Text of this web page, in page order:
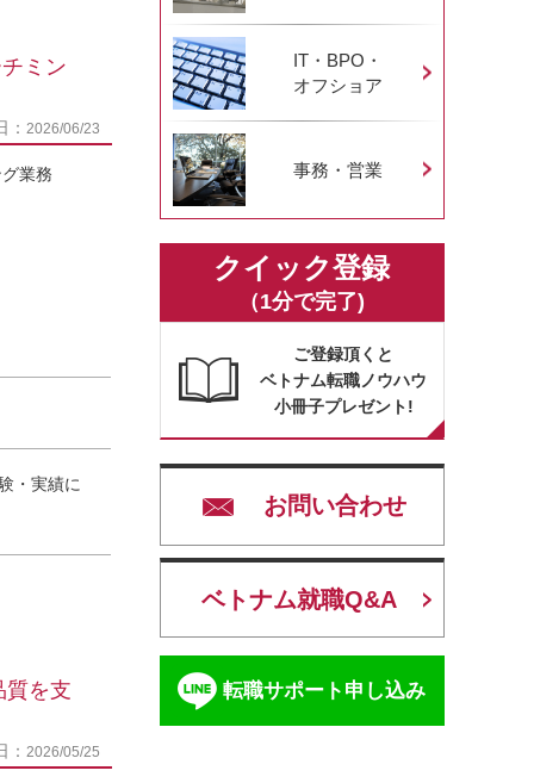
ミン
： 2026/06/23
業務
・実績に
質を支
： 2026/05/25
IT・BPO・
オフショア
事務・営業
クイック登録
（1分で完了)
ご登録頂くと
ベトナム転職ノウハウ
小冊子プレゼント!
お問い合わせ
ベトナム就職Q&A
転職サポート申し込み